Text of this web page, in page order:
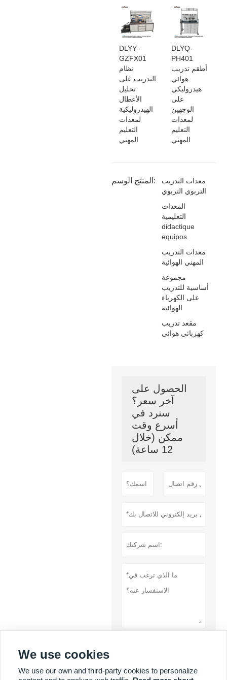
DLYY-
GZFX01
نظام
التدريب على
تحليل
الأعطال
الهيدروليكية
لمعدات
التعليم
المهني
DLYQ-
PH401
أطقم تدريب
هوائي
هيدروليكي
على
الوجهين
لمعدات
التعليم
المهني
المنتج الوسم:
معدات التدريب
التربوي التربوي
المعدات
التعليمية
didactique
equipos
معدات التدريب
المهني الهوائية
مجموعة
أساسية للتدريب
على الكهرباء
الهوائية
مقعد تدريب
كهربائي هوائي
الحصول على
آخر سعر؟
سنرد في
أسرع وقت
ممكن (خلال
12 ساعة)
We use cookies
We use our own and third-party cookies to personalize